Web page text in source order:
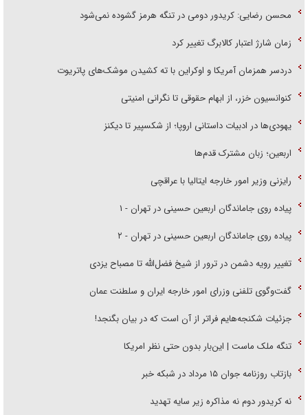
محسن رضایی: کریدور دومی در تنگه هرمز گشوده نمی‌شود
زمان شارژ اعتبار کالابرگ تغییر کرد
دردسر همزمان آمریکا و اوکراین با ته کشیدن موشک‌های پاتریوت
کنوانسیون خزر، از ابهام حقوقی تا نگرانی امنیتی
یهودی‌ها در ادبیات داستانی اروپا؛ از شکسپیر تا دیکنز
اربعین؛ زبان مشترک قدم‌ها
رایزنی وزیر امور خارجه ایتالیا با عراقچی
پیاده روی جاماندگان اربعین حسینی در تهران - ۱
پیاده روی جاماندگان اربعین حسینی در تهران - ۲
تغییر رویه دشمن در ترور از شیخ فضل‌الله تا مصباح یزدی
گفت‌وگوی تلفنی وزرای امور خارجه ایران و سلطنت عمان
جزئیات شکنجه‌هایم فراتر از آن است که در بیان بگنجد!
تنگه ملک ماست | این‌بار بدون حتی نظر امریکا
بازتاب روزنامه جوان ۱۵ مرداد در شبکه خبر
نه کریدور دوم نه مذاکره زیر سایه تهدید